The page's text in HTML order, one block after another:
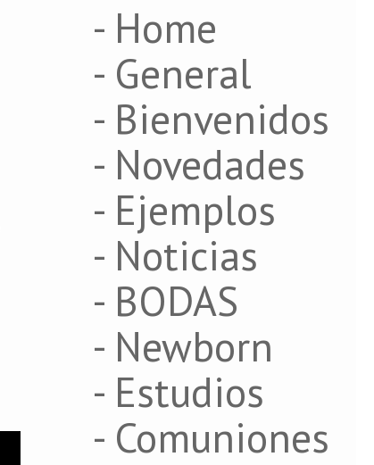
- Home
- General
- Bienvenidos
- Novedades
- Ejemplos
- Noticias
- BODAS
- Newborn
- Estudios
- Comuniones